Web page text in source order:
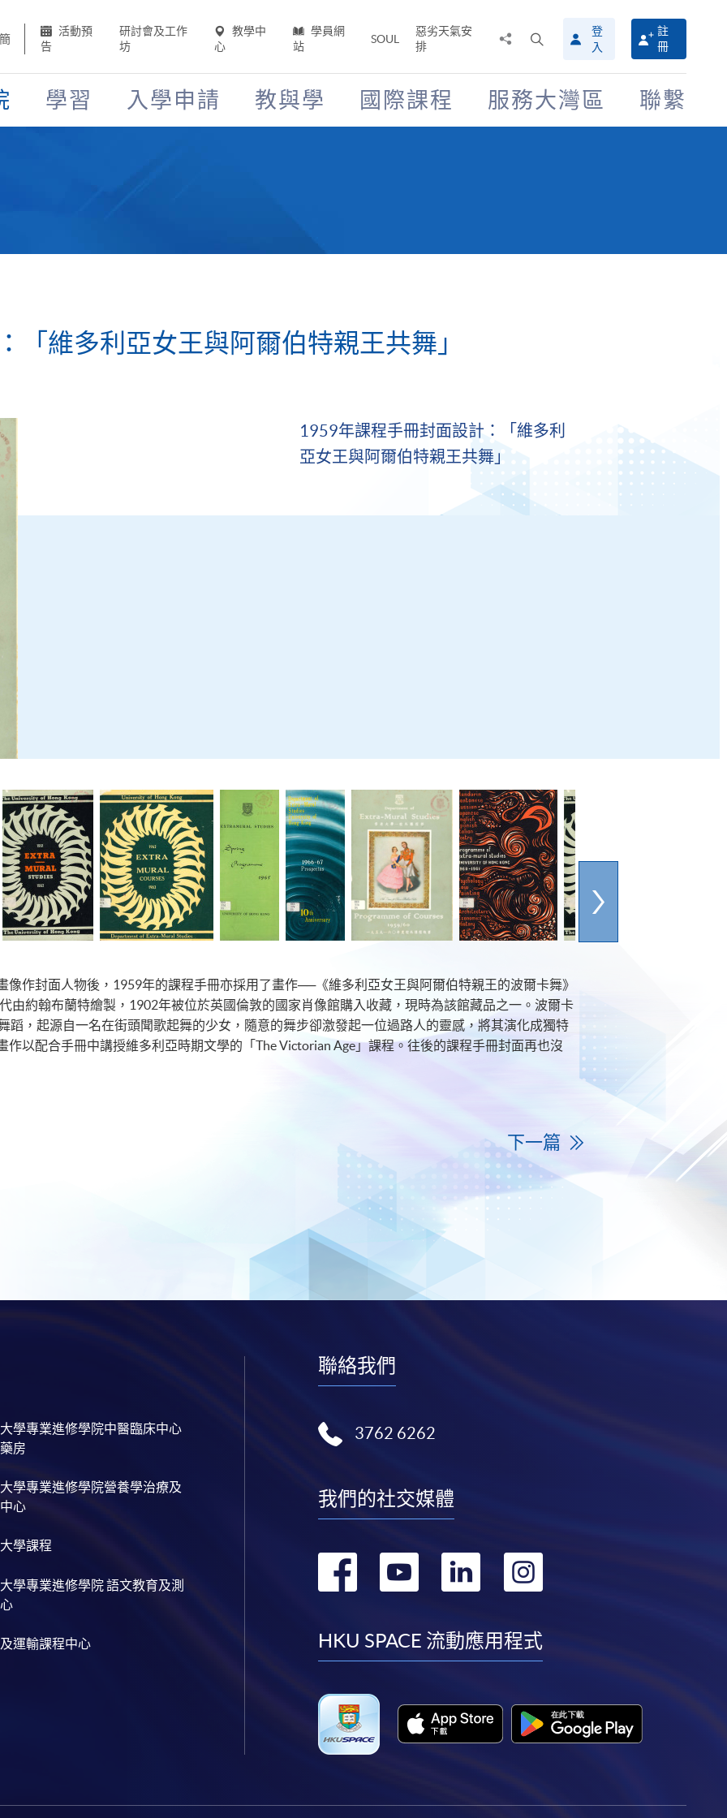
簡
活動預
告
研討會及工作
坊
教學中
心
學員網
站
SOUL
惡劣天氣安
排
搜
尋
介
面
登
入
註
冊
學習 入學申請 教與學 國際課程 服務大灣區 聯繫
「維多利亞女王與阿爾伯特親王共舞」
1959年課程手冊封面設計：「維多利
亞女王與阿爾伯特親王共舞」
像作封面人物後，1959年的課程手冊亦採用了畫作──《維多利亞女王與阿爾伯特親王的波爾卡舞》
由約翰布蘭特繪製，1902年被位於英國倫敦的國家肖像館購入收藏，現時為該館藏品之一。波爾卡
蹈，起源自一名在街頭聞歌起舞的少女，隨意的舞步卻激發起一位過路人的靈感，將其演化成獨特
作以配合手冊中講授維多利亞時期文學的「The Victorian Age」課程。往後的課程手冊封面再也沒
下一篇
學專業進修學院中醫臨床中心
房
學專業進修學院營養學治療及
心
學課程
學專業進修學院 語文教育及測
運輸課程中心
聯絡我們
3762 6262
我們的社交媒體
轉
facebook
轉
youtube
轉
linkedin
轉
instagram
HKU SPACE 流動應用程式